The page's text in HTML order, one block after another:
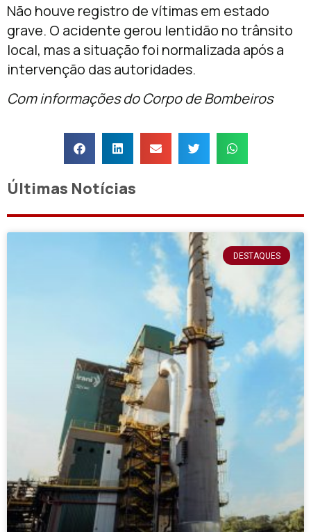
Não houve registro de vítimas em estado
grave. O acidente gerou lentidão no trânsito
local, mas a situação foi normalizada após a
intervenção das autoridades.
Com informações do Corpo de Bombeiros
Últimas Notícias
DESTAQUES